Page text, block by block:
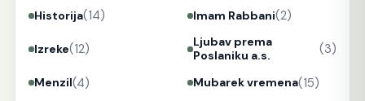
Historija(14) Imam Rabbani(2)
Izreke(12)
Ljubav prema
Poslaniku a.s.
(3)
Menzil(4) Mubarek vremena(15)